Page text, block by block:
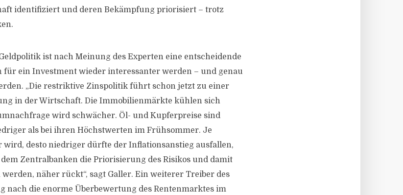
identifiziert und deren Bekämpfung priorisiert – trotz
ist nach Meinung des Experten eine entscheidende
für ein Investment wieder interessanter werden – und genau
„Die restriktive Zinspolitik führt schon jetzt zu einer
in der Wirtschaft. Die Immobilienmärkte kühlen sich
wird schwächer. Öl- und Kupferpreise sind
als bei ihren Höchstwerten im Frühsommer. Je
desto niedriger dürfte der Inflationsanstieg ausfallen,
Zentralbanken die Priorisierung des Risikos und damit
näher rückt“, sagt Galler. Ein weiterer Treiber des
nach die enorme Überbewertung des Rentenmarktes im